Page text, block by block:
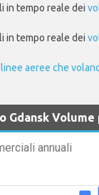
in tempo reale dei
in tempo reale dei
linee aeree che
Gdansk Volume
annuali